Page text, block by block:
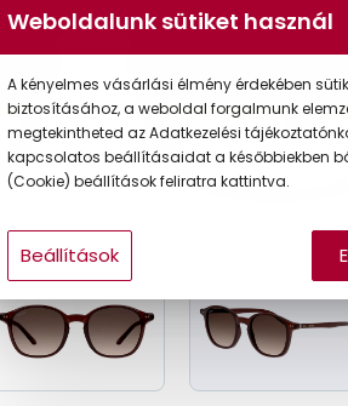
Weboldalunk sütiket használ
A kényelmes vásárlási élmény érdekében
biztosításához, a weboldal forgalmunk
megtekintheted az Adatkezelési
kapcsolatos beállításaidat a későbbiekben
(Cookie) beállítások feliratra kattintva.
Beállítások